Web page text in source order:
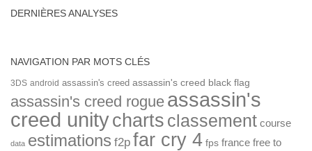
DERNIÈRES ANALYSES
NAVIGATION PAR MOTS CLÉS
3DS android assassin's creed assassin's creed black flag
assassin's creed rogue assassin's
creed unitycharts classement course
data estimations f2p far cry 4 fps france free to